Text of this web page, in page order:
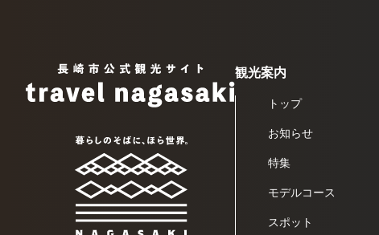
観光案内
トップ
お知らせ
特集
モデルコース
スポット